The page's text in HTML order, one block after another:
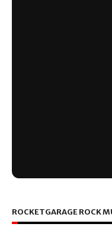
ROCKETGARAGE ROCK